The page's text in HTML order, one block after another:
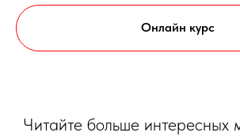
Онлайн курс
Читайте больше интересных